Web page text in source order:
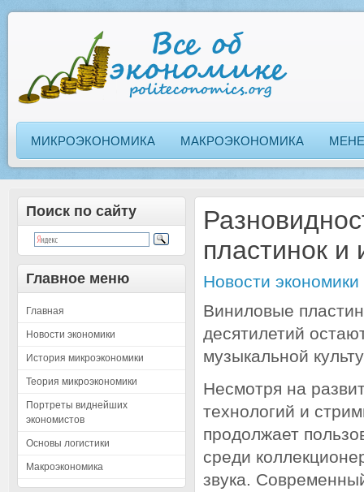
МИКРОЭКОНОМИКА МАКРОЭКОНОМИКА
Поиск по сайту
Главное меню
Главная
Новости экономики
История микроэкономики
Теория микроэкономики
Портреты виднейших
экономистов
Основы логистики
Макроэкономика
пластинок и
Новости экономики
Виниловые
десятилетий
музыкальной
Несмотря на
технологий и
продолжает
среди
звука.